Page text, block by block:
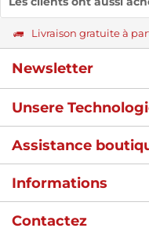
Livraison gratuite à
Newsletter
Unsere
Assistance
Informations
Contactez